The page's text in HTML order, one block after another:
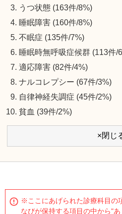
うつ状態 (163件/8%)
睡眠障害 (160件/8%)
不眠症 (135件/7%)
睡眠時無呼吸症候群 (113件/
適応障害 (82件/4%)
ナルコレプシー (67件/3%)
自律神経失調症 (45件/2%)
貧血 (39件/2%)
×閉じ
※ここにあげられた診療科目の
なびが保持する項目の中から"